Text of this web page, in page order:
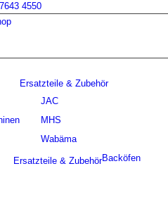
4550
Ersatzteile & Zubehör
JAC
MHS
Wabäma
Backöfen
Ersatzteile & Zubehör